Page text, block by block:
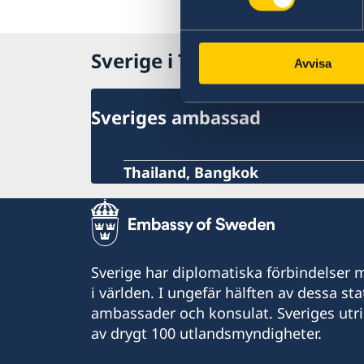
Avvisa
Sverige i Taiwan
Sveriges ambassad
Thailand, Bangkok
Sverige har diplomatiska förbindelser
i världen. I ungefär hälften av dessa
ambassader och konsulat. Sveriges
av drygt 100 utlandsmyndigheter.